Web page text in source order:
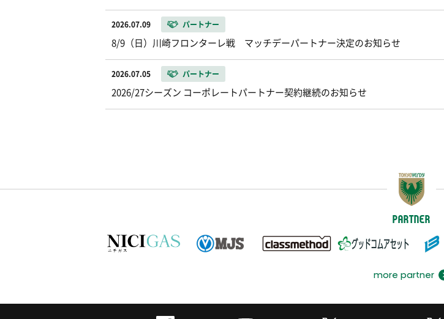
2026.07.09 パートナー
8/9（日）川崎フロンターレ戦 マッチデーパートナー決定のお知らせ
2026.07.05 パートナー
2026/27シーズン コーポレートパートナー契約継続のお知らせ
PARTNER
more partner